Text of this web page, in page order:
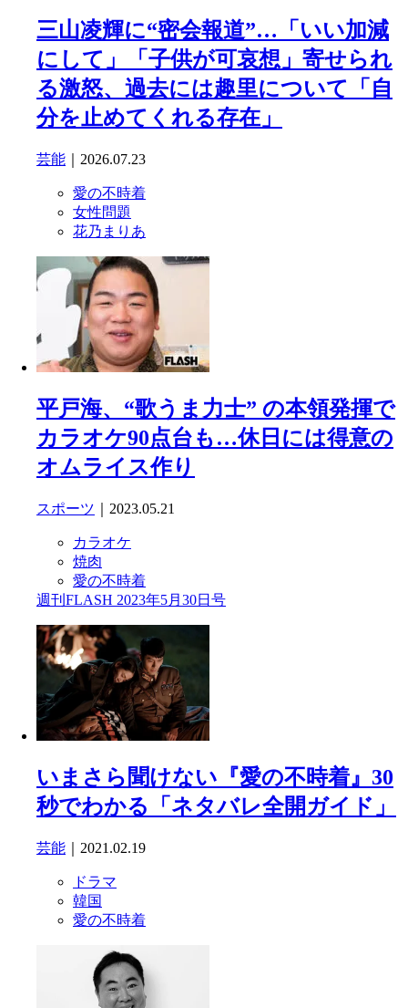
三山凌輝に“密会報道”…「いい加減
にして」「子供が可哀想」寄せられ
る激怒、過去には趣里について「自
分を止めてくれる存在」
芸能 ｜2026.07.23
愛の不時着
女性問題
花乃まりあ
平戸海、“歌うま力士” の本領発揮で
カラオケ90点台も…休日には得意の
オムライス作り
スポーツ ｜2023.05.21
カラオケ
焼肉
愛の不時着
週刊FLASH 2023年5月30日号
いまさら聞けない『愛の不時着』30
秒でわかる「ネタバレ全開ガイド」
芸能 ｜2021.02.19
ドラマ
韓国
愛の不時着